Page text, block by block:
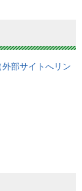
外部サイトへリン